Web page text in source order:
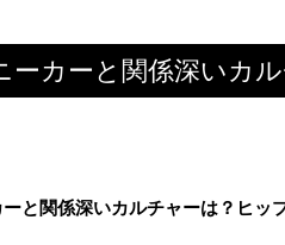
ーカーと関係深いカ
と関係深いカルチャーは？ヒッ